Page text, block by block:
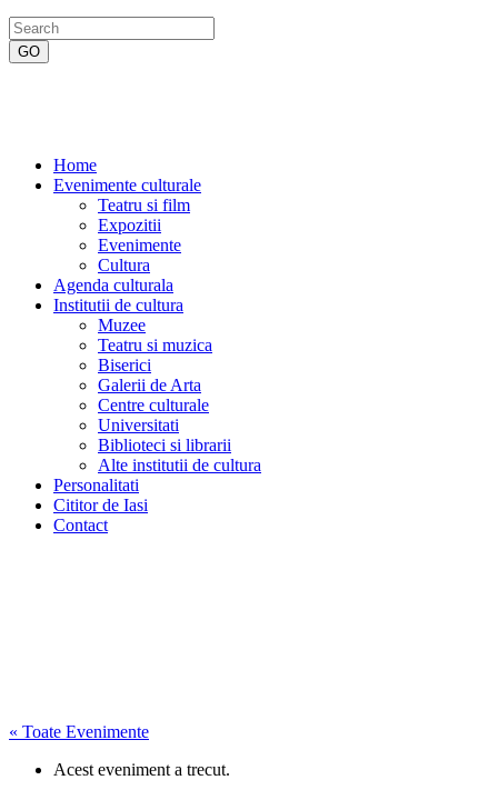
Home
Evenimente culturale
Teatru si film
Expozitii
Evenimente
Cultura
Agenda culturala
Institutii de cultura
Muzee
Teatru si muzica
Biserici
Galerii de Arta
Centre culturale
Universitati
Biblioteci si librarii
Alte institutii de cultura
Personalitati
Cititor de Iasi
Contact
« Toate Evenimente
Acest eveniment a trecut.